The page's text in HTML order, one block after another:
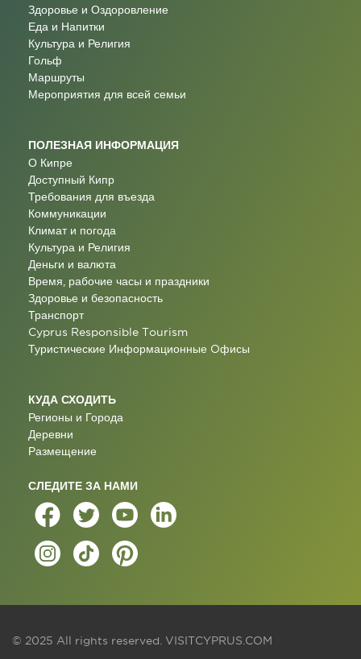
Здоровье и Оздоровление
Еда и Напитки
Культура и Религия
Гольф
Маршруты
Мероприятия для всей семьи
ПОЛЕЗНАЯ ИНФОРМАЦИЯ
О Кипре
Доступный Кипр
Требования для въезда
Коммуникации
Климат и погода
Культура и Религия
Деньги и валюта
Время, рабочие часы и праздники
Здоровье и безопасность
Транспорт
Cyprus Responsible Tourism
Туристические Информационные Oфисы
КУДА СХОДИТЬ
Регионы и Города
Деревни
Размещение
СЛЕДИТЕ ЗА НАМИ
© 2025 All rights reserved. VISITCYPRUS.COM